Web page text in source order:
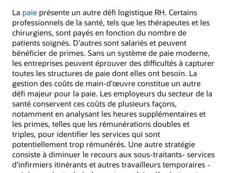
La paie présente un autre défi logistique RH. Certains
professionnels de la santé, tels que les thérapeutes et les
chirurgiens, sont payés en fonction du nombre de
patients soignés. D'autres sont salariés et peuvent
bénéficier de primes. Sans un système de paie moderne,
les entreprises peuvent éprouver des difficultés à capturer
toutes les structures de paie dont elles ont besoin. La
gestion des coûts de main-d'œuvre constitue un autre
défi majeur pour la paie. Les employeurs du secteur de la
santé conservent ces coûts de plusieurs façons,
notamment en analysant les heures supplémentaires et
les primes, telles que les rémunérations doubles et
triples, pour identifier les services qui sont
potentiellement trop rémunérés. Une autre stratégie
consiste à diminuer le recours aux sous-traitants- services
d'infirmiers itinérants et autres travailleurs temporaires -